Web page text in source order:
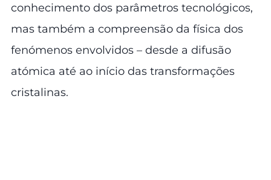
conhecimento dos parâmetros tecnológicos,
mas também a compreensão da física dos
fenómenos envolvidos – desde a difusão
atómica até ao início das transformações
cristalinas.